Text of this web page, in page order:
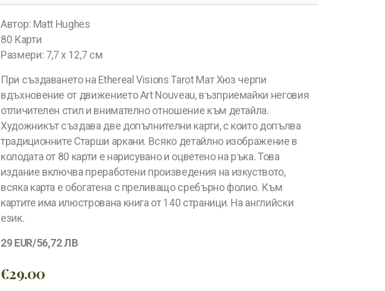
Автор: Matt Hughes
80 Карти
Размери: 7,7 x 12,7 см
При създаването на Ethereal Visions Tarot Мат Хюз черпи
вдъхновение от движението Art Nouveau, възприемайки неговия
отличителен стил и внимателно отношение към детайла.
Художникът създава две допълнителни карти, с които допълва
традиционните Старши аркани. Всяко детайлно изображение в
колодата от 80 карти е нарисувано и оцветено на ръка. Това
издание включва преработени произведения на изкуството,
всяка карта е обогатена с преливащо сребърно фолио. Към
картите има илюстрована книга от 140 страници. На английски
език.
29 EUR/56,72 ЛВ
€29.00